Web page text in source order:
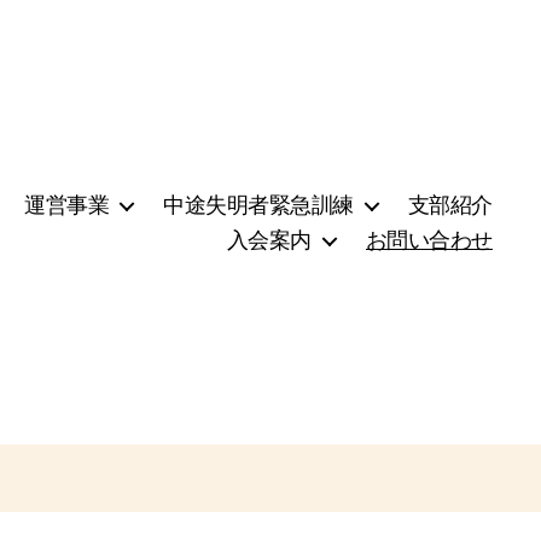
運営事業 中途失明者緊急訓練
支部紹介
入会案内
お問い合わせ